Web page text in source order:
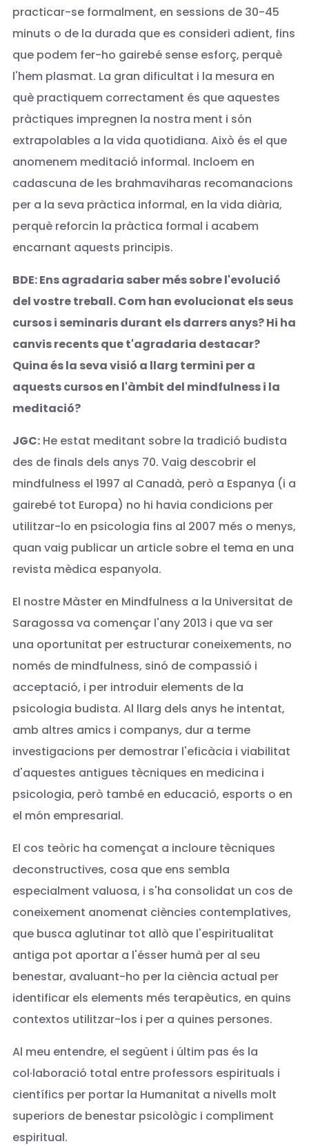
practicar-se formalment, en sessions de 30-45
minuts o de la durada que es consideri adient, fins
que podem fer-ho gairebé sense esforç, perquè
l'hem plasmat. La gran dificultat i la mesura en
què practiquem correctament és que aquestes
pràctiques impregnen la nostra ment i són
extrapolables a la vida quotidiana. Això és el que
anomenem meditació informal. Incloem en
cadascuna de les brahmaviharas recomanacions
per a la seva pràctica informal, en la vida diària,
perquè reforcin la pràctica formal i acabem
encarnant aquests principis.
BDE: Ens agradaria saber més sobre l'evolució
del vostre treball. Com han evolucionat els seus
cursos i seminaris durant els darrers anys? Hi ha
canvis recents que t'agradaria destacar?
Quina és la seva visió a llarg termini per a
aquests cursos en l'àmbit del mindfulness i la
meditació?
JGC:He estat meditant sobre la tradició budista
des de finals dels anys 70. Vaig descobrir el
mindfulness el 1997 al Canadà, però a Espanya (i a
gairebé tot Europa) no hi havia condicions per
utilitzar-lo en psicologia fins al 2007 més o menys,
quan vaig publicar un article sobre el tema en una
revista mèdica espanyola.
El nostre Màster en Mindfulness a la Universitat de
Saragossa va començar l'any 2013 i que va ser
una oportunitat per estructurar coneixements, no
només de mindfulness, sinó de compassió i
acceptació, i per introduir elements de la
psicologia budista. Al llarg dels anys he intentat,
amb altres amics i companys, dur a terme
investigacions per demostrar l'eficàcia i viabilitat
d'aquestes antigues tècniques en medicina i
psicologia, però també en educació, esports o en
el món empresarial.
El cos teòric ha començat a incloure tècniques
deconstructives, cosa que ens sembla
especialment valuosa, i s'ha consolidat un cos de
coneixement anomenat ciències contemplatives,
que busca aglutinar tot allò que l'espiritualitat
antiga pot aportar a l'ésser humà per al seu
benestar, avaluant-ho per la ciència actual per
identificar els elements més terapèutics, en quins
contextos utilitzar-los i per a quines persones.
Al meu entendre, el següent i últim pas és la
col·laboració total entre professors espirituals i
científics per portar la Humanitat a nivells molt
superiors de benestar psicològic i compliment
espiritual.